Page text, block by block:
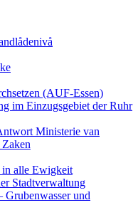
(AUF-Essen)
im Einzugsgebiet der Ruhr
Ministerie van
alle Ewigkeit
Stadtverwaltung
und